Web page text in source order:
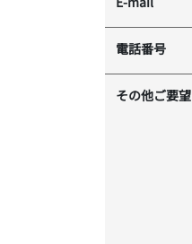
電話番号
その他ご要望